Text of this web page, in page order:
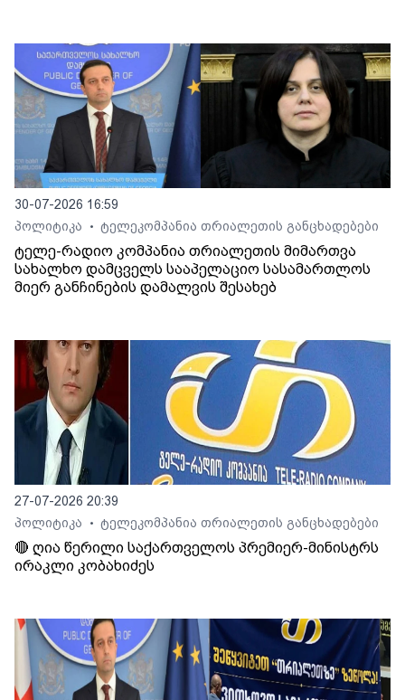
30-07-2026 16:59
პოლიტიკა
• ტელეკომპანია თრიალეთის განცხადებები
ტელე-რადიო კომპანია თრიალეთის მიმართვა
სახალხო დამცველს სააპელაციო სასამართლოს
მიერ განჩინების დამალვის შესახებ
27-07-2026 20:39
პოლიტიკა
• ტელეკომპანია თრიალეთის განცხადებები
🔴 ღია წერილი საქართველოს პრემიერ-მინისტრს
ირაკლი კობახიძეს